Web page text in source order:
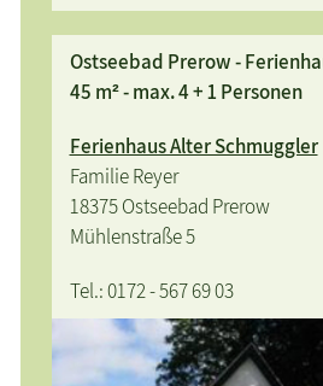
Ostseebad Prerow -
45 m² - max. 4 + 1 Personen
Ferienhaus Alter Schmuggler
Familie Reyer
18375 Ostseebad Prerow
Mühlenstraße 5
Tel.: 0172 - 567 69 03